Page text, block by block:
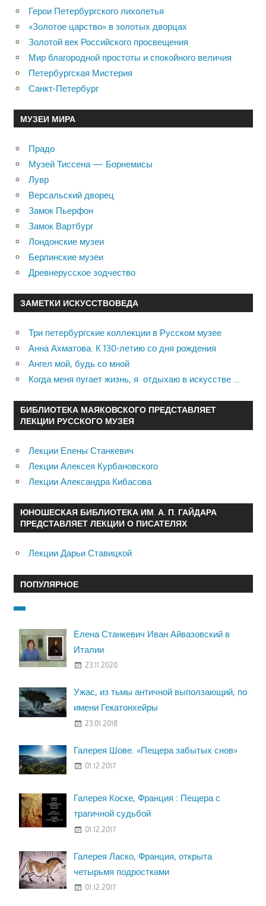
Герои Петербургского лихолетья
«Золотое царство» в золотых дворцах
Золотой век Российского просвещения
Мир благородной простоты и спокойного величия
Петербургская Мистерия
Санкт-Петербург
МУЗЕИ МИРА
Прадо
Музей Тиссена — Борнемисы
Лувр
Версальский дворец
Замок Пьерфон
Замок Вартбург
Лондонские музеи
Берлинские музеи
Древнерусское зодчество
ЗАМЕТКИ ИСКУССТВОВЕДА
Три петербургские коллекции в Русском музее
Анна Ахматова. К 130-летию со дня рождения
Ангел мой, будь со мной
Когда меня пугает жизнь, я отдыхаю в искусстве …
БИБЛИОТЕКА МАЯКОВСКОГО ПРЕДСТАВЛЯЕТ
ЛЕКЦИИ РУССКОГО МУЗЕЯ
Лекции Елены Станкевич
Лекции Алексея Курбановского
Лекции Александра Кибасова
ЮНОШЕСКАЯ БИБЛИОТЕКА ИМ. А. П. ГАЙДАРА
ПРЕДСТАВЛЯЕТ ЛЕКЦИИ О ПИСАТЕЛЯХ
Лекции Дарьи Ставицкой
ПОПУЛЯРНОЕ
Елена Станкевич Иван Айвазовский в
Италии
23.11.2020
Ужас, из тьмы античной выползающий, по
имени Гекатонхейры
23.01.2018
Галерея Шове. «Пещера забытых снов»
01.12.2017
Галерея Коске, Франция : Пещера с
трагичной судьбой
01.12.2017
Галерея Ласко, Франция, открыта
четырьмя подростками
01.12.2017